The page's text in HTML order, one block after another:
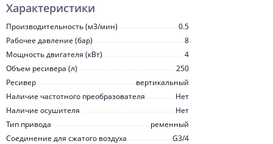
Характеристики
Производительность (м3/мин)
0.5
Рабочее давление (бар)
8
Мощность двигателя (кВт)
4
Объем ресивера (л)
250
Ресивер
вертикальный
Наличие частотного преобразователя
Нет
Наличие осушителя
Нет
Тип привода
ременный
Соединение для сжатого воздуха
G3/4